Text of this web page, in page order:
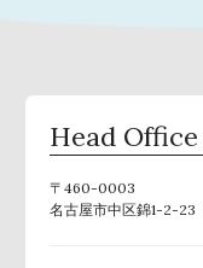
Head Office
〒460-0003
名古屋市中区錦1-2-23